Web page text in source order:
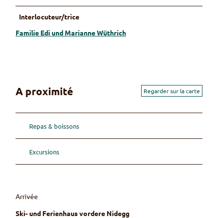
Interlocuteur/trice
Familie Edi und Marianne Wüthrich
A proximité Regarder sur la carte
Repas & boissons
Excursions
Arrivée
Ski- und Ferienhaus vordere Nidegg